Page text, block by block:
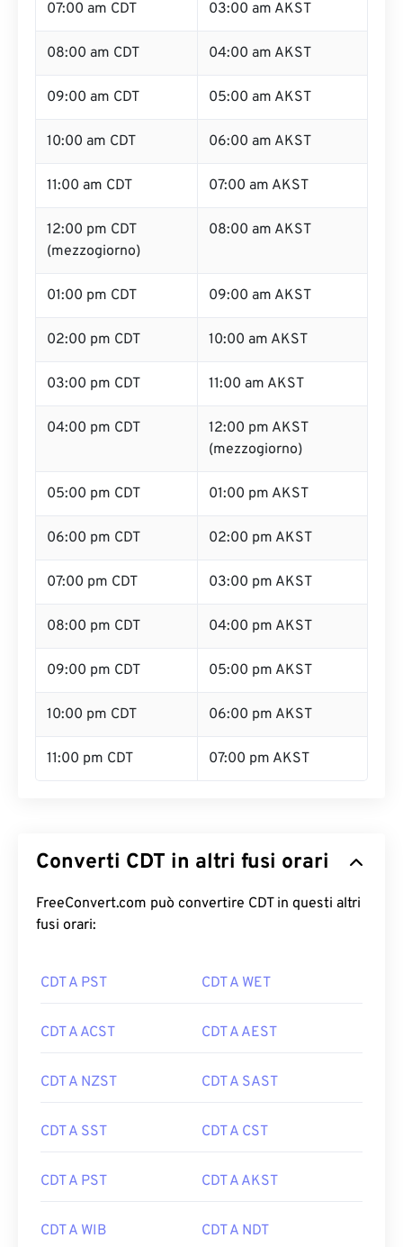
07:00 am CDT 03:00 am AKST
08:00 am CDT 04:00 am AKST
09:00 am CDT 05:00 am AKST
10:00 am CDT 06:00 am AKST
11:00 am CDT 07:00 am AKST
12:00 pm CDT
(mezzogiorno)
08:00 am AKST
01:00 pm CDT 09:00 am AKST
02:00 pm CDT 10:00 am AKST
03:00 pm CDT 11:00 am AKST
04:00 pm CDT
12:00 pm AKST
(mezzogiorno)
05:00 pm CDT 01:00 pm AKST
06:00 pm CDT 02:00 pm AKST
07:00 pm CDT 03:00 pm AKST
08:00 pm CDT 04:00 pm AKST
09:00 pm CDT 05:00 pm AKST
10:00 pm CDT 06:00 pm AKST
11:00 pm CDT 07:00 pm AKST
Converti CDT in altri fusi orari
FreeConvert.com può convertire CDT in questi altri
fusi orari:
CDT A PST CDT A WET
CDT A ACST CDT A AEST
CDT A NZST CDT A SAST
CDT A SST CDT A CST
CDT A PST CDT A AKST
CDT A WIB CDT A NDT